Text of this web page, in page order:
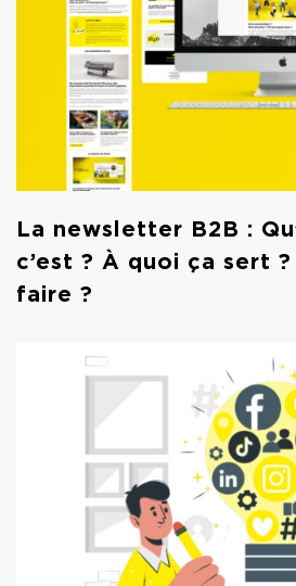
La newsletter B2B :
c’est ? À quoi ça sert
faire ?